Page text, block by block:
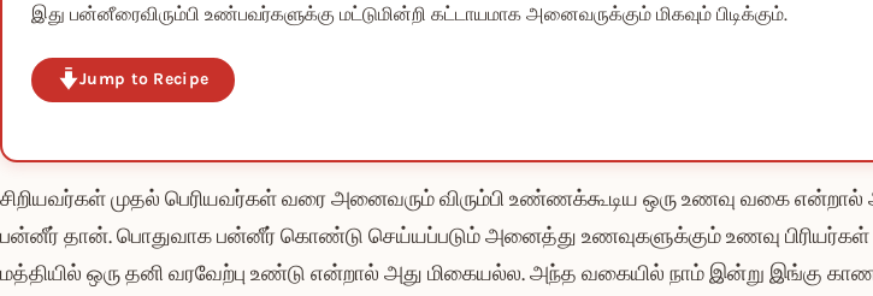
இது பன்னீரைவிரும்பி உண்பவர்களுக்கு மட்டுமின்றி கட்டாயமாக அனைவருக்கும் மிகவும் பிடிக்கும்.
Jump to Recipe
சிறியவர்கள் முதல் பெரியவர்கள் வரை அனைவரும் விரும்பி உண்ணக்கூடிய ஒரு உணவு வகை என்றால்
பன்னீர் தான். பொதுவாக பன்னீர் கொண்டு செய்யப்படும் அனைத்து உணவுகளுக்கும் உணவு பிரியர்கள்
மத்தியில் ஒரு தனி வரவேற்பு உண்டு என்றால் அது மிகையல்ல. அந்த வகையில் நாம் இன்று இங்கு